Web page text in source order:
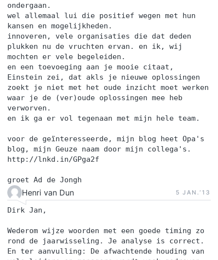
ondergaan.
wel allemaal lui die positief wegen met hun
kansen en mogelijkheden.
innoveren, vele organisaties die dat deden
plukken nu de vruchten ervan. en ik, wij
mochten er vele begeleiden.
en een toevoeging aan je mooie citaat,
Einstein zei, dat akls je nieuwe oplossingen
zoekt je niet met het oude inzicht moet werken
waar je de (ver)oude oplossingen mee heb
verworven.
en ik ga er vol tegenaan met mijn hele team.
voor de geïnteresseerde, mijn blog heet Opa's
blog, mijn Geuze naam door mijn collega's.
http://lnkd.in/GPga2f
groet Ad de Jongh
Henri van Dun 5 JAN.‘13
Dirk Jan,
Wederom wijze woorden met een goede timing zo
rond de jaarwisseling. Je analyse is correct.
En ter aanvulling: De afwachtende houding van